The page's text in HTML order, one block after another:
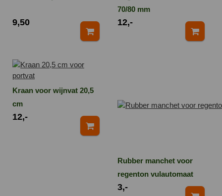
9,50
70/80 mm
12,-
Kraan voor wijnvat 20,5
cm
12,-
Rubber manchet voor
regenton vulautomaat
3,-